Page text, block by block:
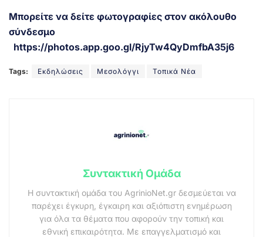
Μπορείτε να δείτε φωτογραφίες στον ακόλουθο
σύνδεσμο
https://photos.app.goo.gl/RjyTw4QyDmfbA35j6
Tags: Εκδηλώσεις Μεσολόγγι Τοπικά Νέα
Συντακτική Ομάδα
Η συντακτική ομάδα του AgrinioNet.gr δεσμεύεται να
παρέχει έγκυρη, έγκαιρη και αξιόπιστη ενημέρωση
για όλα τα θέματα που αφορούν την τοπική και
εθνική επικαιρότητα. Με επαγγελματισμό και